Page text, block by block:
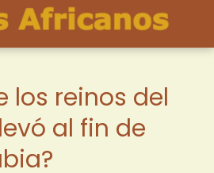
los reinos del
al fin de